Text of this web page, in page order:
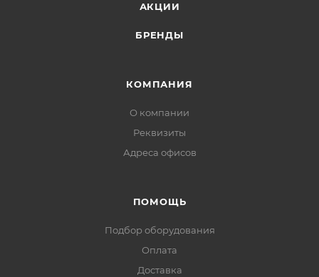
АКЦИИ
БРЕНДЫ
КОМПАНИЯ
О компании
Реквизиты
Адреса офисов
ПОМОЩЬ
Подбор оборудования
Оплата
Доставка